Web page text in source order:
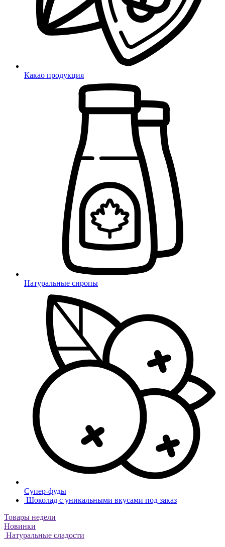
Какао продукция
Натуральные сиропы
Супер-фуды
Шоколад с уникальными вкусами под заказ
Товары недели
Новинки
Натуральные сладости